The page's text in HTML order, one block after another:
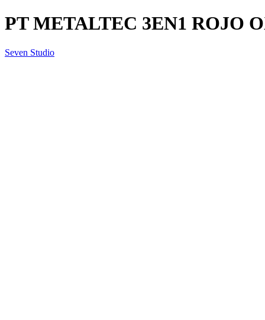
PT METALTEC 3EN1 ROJO
Seven Studio